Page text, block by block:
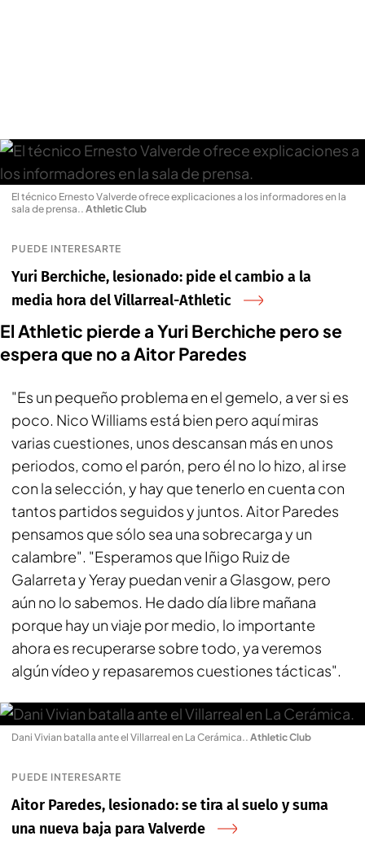
El técnico Ernesto Valverde ofrece explicaciones a los informadores en la
sala de prensa.. Athletic Club
PUEDE INTERESARTE
Yuri Berchiche, lesionado: pide el cambio a la
media hora del Villarreal-Athletic
El Athletic pierde a Yuri Berchiche pero se
espera que no a Aitor Paredes
"Es un pequeño problema en el gemelo, a ver si es
poco. Nico Williams está bien pero aquí miras
varias cuestiones, unos descansan más en unos
periodos, como el parón, pero él no lo hizo, al irse
con la selección, y hay que tenerlo en cuenta con
tantos partidos seguidos y juntos. Aitor Paredes
pensamos que sólo sea una sobrecarga y un
calambre". "Esperamos que Iñigo Ruiz de
Galarreta y Yeray puedan venir a Glasgow, pero
aún no lo sabemos. He dado día libre mañana
porque hay un viaje por medio, lo importante
ahora es recuperarse sobre todo, ya veremos
algún vídeo y repasaremos cuestiones tácticas".
Dani Vivian batalla ante el Villarreal en La Cerámica.. Athletic Club
PUEDE INTERESARTE
Aitor Paredes, lesionado: se tira al suelo y suma
una nueva baja para Valverde